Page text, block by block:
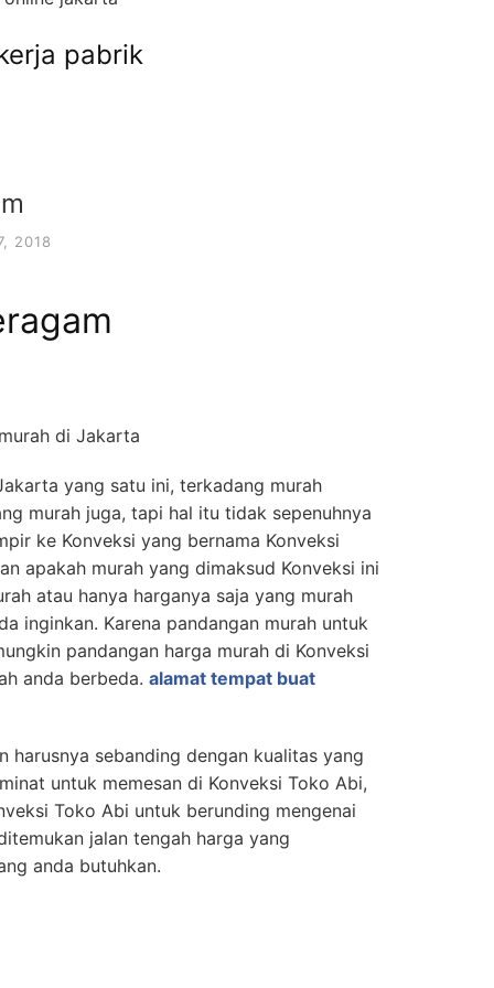
pabrik
2018
di Jakarta
yang satu ini, terkadang murah
murah juga, tapi hal itu tidak sepenuhnya
ke Konveksi yang bernama Konveksi
apakah murah yang dimaksud Konveksi ini
atau hanya harganya saja yang murah
inginkan. Karena pandangan murah untuk
pandangan harga murah di Konveksi
anda berbeda. alamat tempat buat
harusnya sebanding dengan kualitas yang
untuk memesan di Konveksi Toko Abi,
Toko Abi untuk berunding mengenai
jalan tengah harga yang
anda butuhkan.